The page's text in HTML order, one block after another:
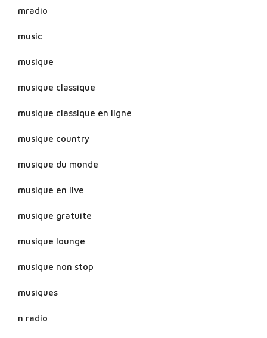
mradio
music
musique
musique classique
musique classique en ligne
musique country
musique du monde
musique en live
musique gratuite
musique lounge
musique non stop
musiques
n radio